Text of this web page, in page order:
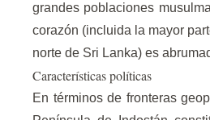
grandes poblaciones
corazón (incluida la mayor
norte de Sri Lanka) es
Características políticas
En términos de fronteras